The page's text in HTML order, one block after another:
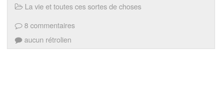
La vie et toutes ces sortes de choses
8 commentaires
aucun rétrolien